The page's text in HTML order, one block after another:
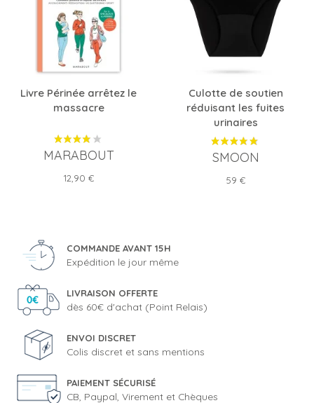
Livre Périnée arrêtez le
massacre
MARABOUT
Prix
12,90 €
Culotte de soutien
réduisant les fuites
urinaires
SMOON
Prix
59 €
COMMANDE AVANT 15H
Expédition le jour même
LIVRAISON OFFERTE
dès 60€ d'achat (Point Relais)
ENVOI DISCRET
Colis discret et sans mentions
PAIEMENT SÉCURISÉ
CB, Paypal, Virement et Chèques